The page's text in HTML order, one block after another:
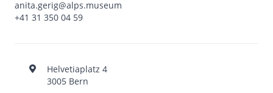
anita.gerig@alps.museum
+41 31 350 04 59
Helvetiaplatz 4
3005 Bern